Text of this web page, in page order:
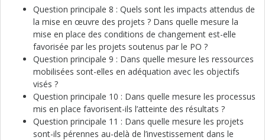
Question principale 8 : Quels sont les impacts attendus de
la mise en œuvre des projets ? Dans quelle mesure la
mise en place des conditions de changement est-elle
favorisée par les projets soutenus par le PO ?
Question principale 9 : Dans quelle mesure les ressources
mobilisées sont-elles en adéquation avec les objectifs
visés ?
Question principale 10 : Dans quelle mesure les processus
mis en place favorisent-ils l’atteinte des résultats ?
Question principale 11 : Dans quelle mesure les projets
sont-ils pérennes au-delà de l’investissement dans le